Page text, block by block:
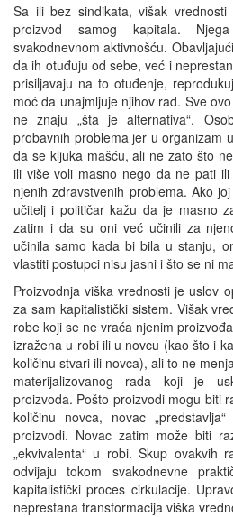
Sa ili bez sindikata, višak
proizvod samog kapitala.
svakodnevnom aktivnošću.
da ih otuđuju od sebe, već i
prisiljavaju na to otuđenje,
moć da unajmljuje njihov rad. Sve
ne znaju „šta je alternativa“.
probavnih problema jer u organizam
da se kljuka mašću, ali ne zato što
ili više voli masno nego da ne pati
njenih zdravstvenih problema. Ako
učitelj i političar kažu da je masno
zatim i da su oni već učinili za
učinila samo kada bi bila u stanju,
vlastiti postupci nisu jasni i što se ni
Proizvodnja viška vrednosti je uslov
za sam kapitalistički sistem. Višak
robe koji se ne vraća njenim
izražena u robi ili u novcu (kao što i
količinu stvari ili novca), ali to ne
materijalizovanog rada koji je
proizvoda. Pošto proizvodi mogu biti
količinu novca, novac
proizvodi. Novac zatim može biti
„ekvivalenta“ u robi. Skup ovakvih
odvijaju tokom svakodnevne
kapitalistički proces cirkulacije.
neprestana transformacija viška